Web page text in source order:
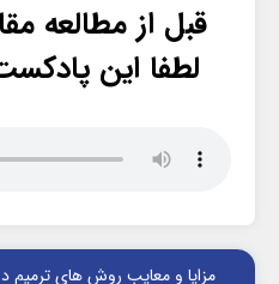
قبل از مطالعه
لطفا این
مزایا و معایب روش های ترمیم